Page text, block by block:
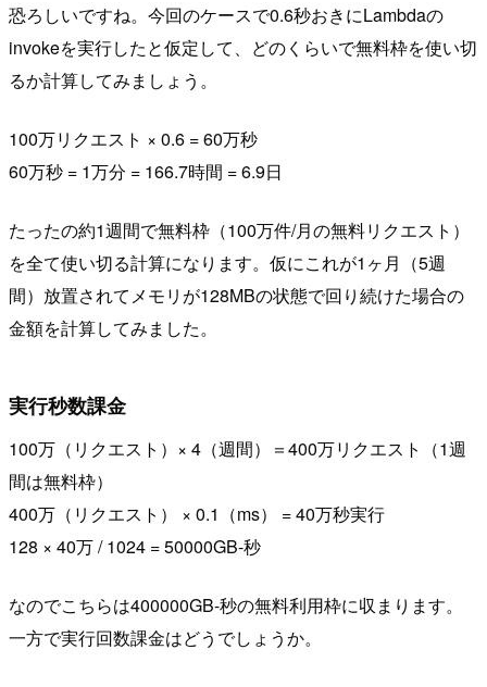
恐ろしいですね。今回のケースで0.6秒おきにLambdaの
invokeを実行したと仮定して、どのくらいで無料枠を使い切
るか計算してみましょう。
100万リクエスト × 0.6 = 60万秒
60万秒 = 1万分 = 166.7時間 = 6.9日
たったの約1週間で無料枠（100万件/月の無料リクエスト）
を全て使い切る計算になります。仮にこれが1ヶ月（5週
間）放置されてメモリが128MBの状態で回り続けた場合の
金額を計算してみました。
実行秒数課金
100万（リクエスト）× 4（週間）＝400万リクエスト（1週
間は無料枠）
400万（リクエスト） × 0.1（ms） = 40万秒実行
128 × 40万 / 1024 = 50000GB-秒
なのでこちらは400000GB-秒の無料利用枠に収まります。
一方で実行回数課金はどうでしょうか。